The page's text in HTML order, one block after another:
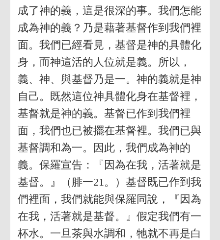
成了神的義，這是很深的事。我們怎能
成為神的義？乃是藉著基督作到我們裡
面。我們已經看見，基督是神的具體化
身，而神這活的人位就是義。所以，
義、神、與基督乃是一。神的義就是神
自己。既然這位神具體化身在基督裡，
基督就是神的義。基督已作到我們裡
面，我們也已被擺在基督裡。我們已與
基督調和為一。因此，我們成為神的
義。保羅宣告：『因為在我，活著就是
基督。』（腓一21。）基督既已作到我
們裡面，我們就能與保羅同說，『因為
在我，活著就是基督。』假定我們有一
杯水。一旦茶與水調和，牠就不再是白